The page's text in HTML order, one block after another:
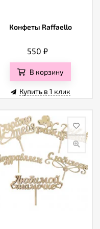
Конфеты Raffaello
550 ₽
В корзину
Купить в 1 клик